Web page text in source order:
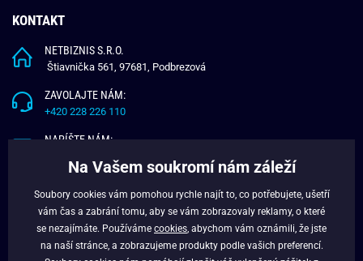
KONTAKT
NETBIZNIS S.R.O.
Štiavnička 561, 97681, Podbrezová
ZAVOLAJTE NÁM:
+420 228 226 110
NAPÍŠTE NÁM:
O NÁS
VĚRNOSTNÍ PROGRAM
Na Vašem soukromí nám záleží
Soubory cookies vám pomohou rychle najít to, co potřebujete, ušetří
vám čas a zabrání tomu, aby se vám zobrazovaly reklamy, o které
se nezajímáte. Používáme cookies , abychom vám oznámili, že jste
na naší stránce, a zobrazujeme produkty podle vašich preferencí.